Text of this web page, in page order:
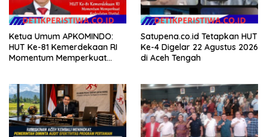
Ketua Umum APKOMINDO:
HUT Ke-81 Kemerdekaan RI
Momentum Memperkuat
Hukum Menuju Indonesia
Emas 2045
Satupena.co.id Tetapkan HUT
Ke-4 Digelar 22 Agustus 2026
di Aceh Tengah